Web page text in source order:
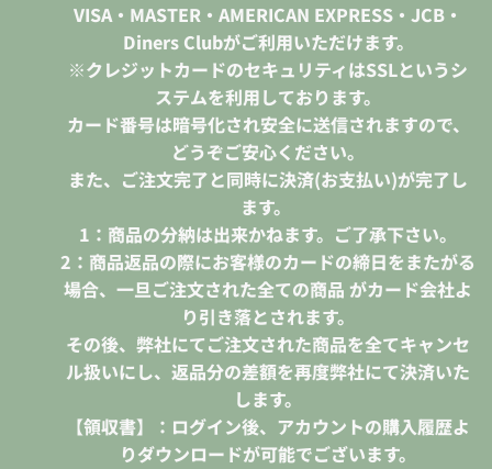
VISA・MASTER・AMERICAN EXPRESS・JCB・
Diners Clubがご利用いただけます。
※クレジットカードのセキュリティはSSLというシ
ステムを利用しております。
カード番号は暗号化され安全に送信されますので、
どうぞご安心ください。
また、ご注文完了と同時に決済(お支払い)が完了し
ます。
1：商品の分納は出来かねます。ご了承下さい。
2：商品返品の際にお客様のカードの締日をまたがる
場合、一旦ご注文された全ての商品 がカード会社よ
り引き落とされます。
その後、弊社にてご注文された商品を全てキャンセ
ル扱いにし、返品分の差額を再度弊社にて決済いた
します。
【領収書】：ログイン後、アカウントの購入履歴よ
りダウンロードが可能でございます。